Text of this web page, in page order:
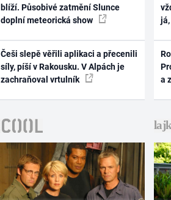
blíží. Působivé zatmění Slunce
doplní meteorická show
Češi slepě věřili aplikaci a přecenili
síly, píší v Rakousku. V Alpách je
zachraňoval vrtulník
a